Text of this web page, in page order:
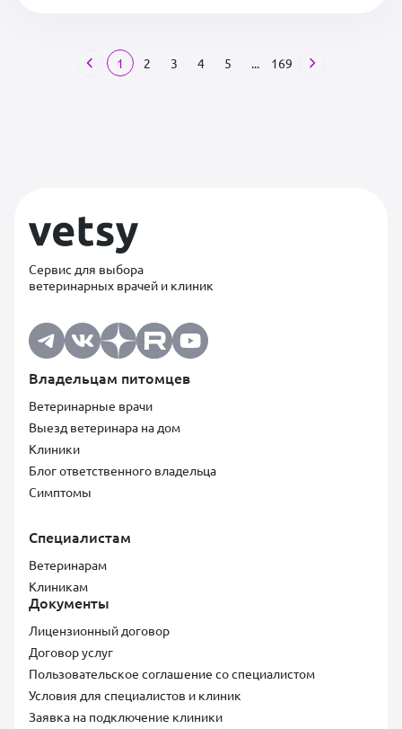
1 2 3 4 5 ... 169
Сервис для выбора
ветеринарных врачей и клиник
Владельцам питомцев
Ветеринарные врачи
Выезд ветеринара на дом
Клиники
Блог ответственного владельца
Симптомы
Специалистам
Ветеринарам
Клиникам
Документы
Лицензионный договор
Договор услуг
Пользовательское соглашение со специалистом
Условия для специалистов и клиник
Заявка на подключение клиники